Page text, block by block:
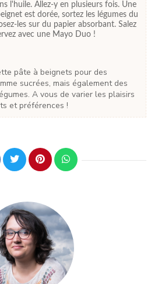
l'huile. Allez-y en plusieurs fois. Une
est dorée, sortez les légumes du
les sur du papier absorbant. Salez
avec une Mayo Duo !
sucrées, mais également des
A vous de varier les plaisirs
et préférences !